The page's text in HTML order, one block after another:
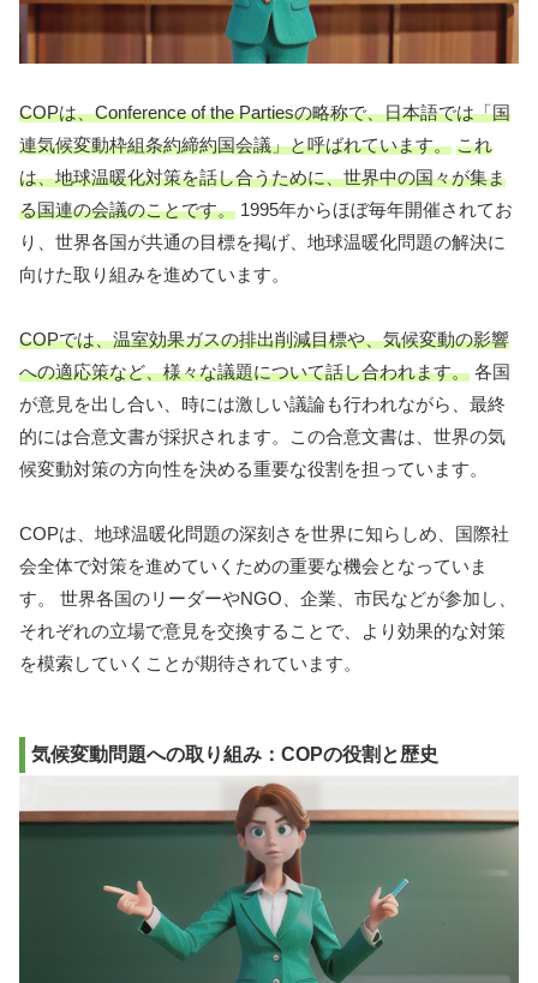
COPは、Conference of the Partiesの略称で、日本語では「国
連気候変動枠組条約締約国会議」と呼ばれています。 これ
は、地球温暖化対策を話し合うために、世界中の国々が集ま
る国連の会議のことです。 1995年からほぼ毎年開催されてお
り、世界各国が共通の目標を掲げ、地球温暖化問題の解決に
向けた取り組みを進めています。
COPでは、温室効果ガスの排出削減目標や、気候変動の影響
への適応策など、様々な議題について話し合われます。 各国
が意見を出し合い、時には激しい議論も行われながら、最終
的には合意文書が採択されます。この合意文書は、世界の気
候変動対策の方向性を決める重要な役割を担っています。
COPは、地球温暖化問題の深刻さを世界に知らしめ、国際社
会全体で対策を進めていくための重要な機会となっていま
す。 世界各国のリーダーやNGO、企業、市民などが参加し、
それぞれの立場で意見を交換することで、より効果的な対策
を模索していくことが期待されています。
気候変動問題への取り組み：COPの役割と歴史